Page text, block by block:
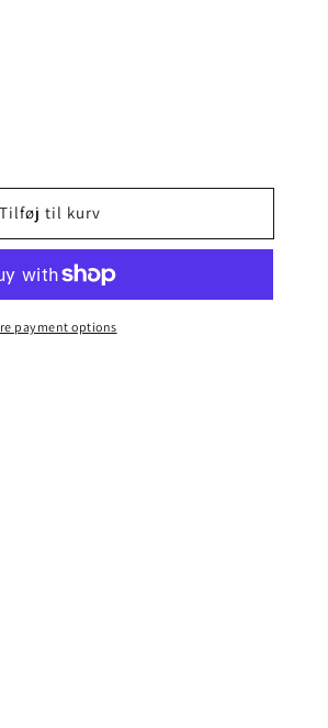
Tilføj til kurv
payment options